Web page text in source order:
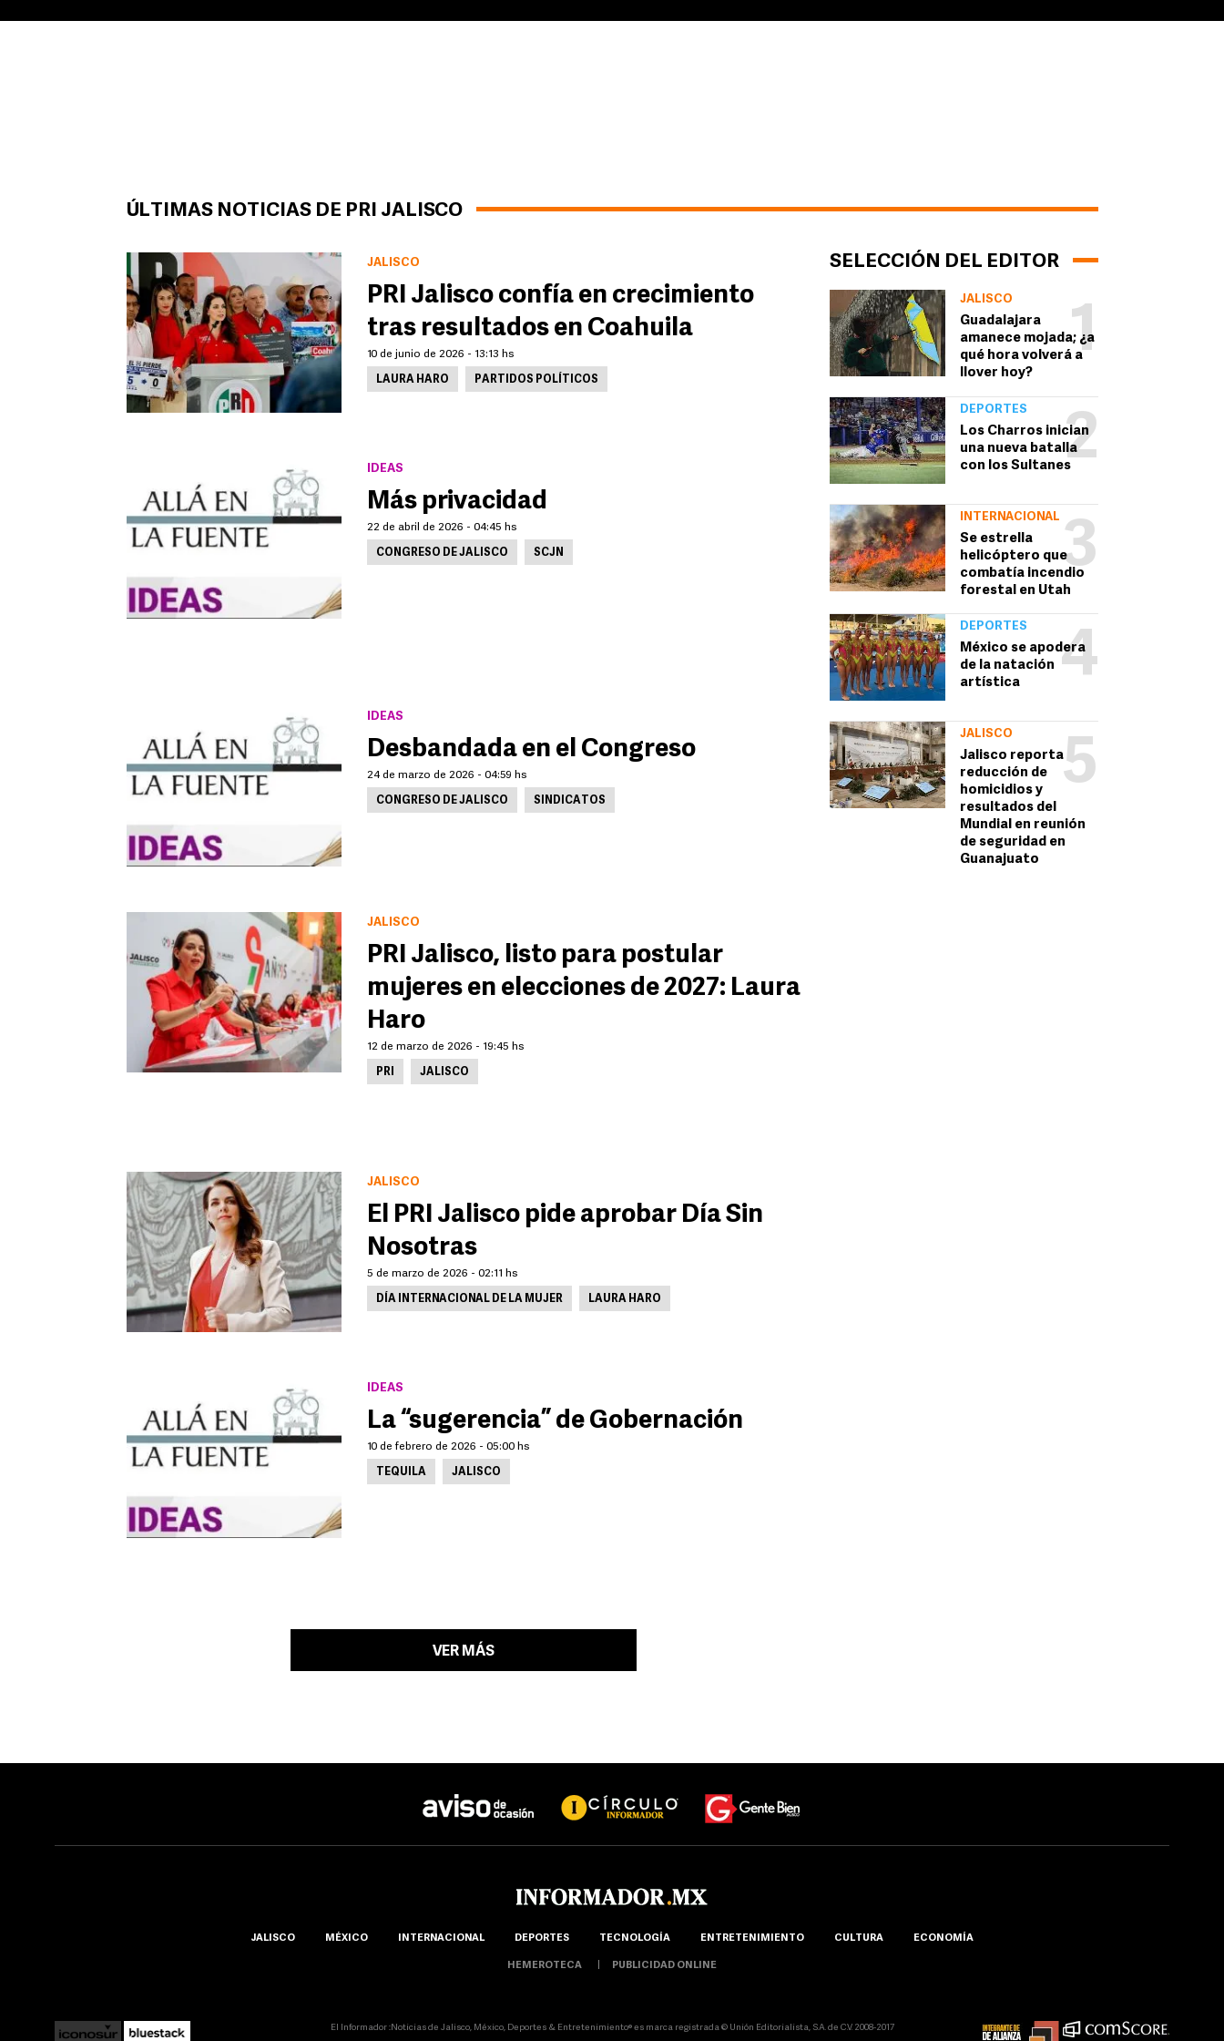
ÚLTIMAS NOTICIAS DE PRI JALISCO
SELECCIÓN DEL EDITOR
1
JALISCO
Guadalajara
amanece mojada; ¿a
qué hora volverá a
llover hoy?
2
DEPORTES
Los Charros inician
una nueva batalla
con los Sultanes
3
INTERNACIONAL
Se estrella
helicóptero que
combatía incendio
forestal en Utah
4
DEPORTES
México se apodera
de la natación
artística
5
JALISCO
Jalisco reporta
reducción de
homicidios y
resultados del
Mundial en reunión
de seguridad en
Guanajuato
JALISCO
PRI Jalisco confía en crecimiento
tras resultados en Coahuila
10 de junio de 2026 - 13:13 hs
LAURA HARO PARTIDOS POLÍTICOS
IDEAS
Más privacidad
22 de abril de 2026 - 04:45 hs
CONGRESO DE JALISCO SCJN
IDEAS
Desbandada en el Congreso
24 de marzo de 2026 - 04:59 hs
CONGRESO DE JALISCO SINDICATOS
JALISCO
PRI Jalisco, listo para postular
mujeres en elecciones de 2027: Laura
Haro
12 de marzo de 2026 - 19:45 hs
PRI JALISCO
JALISCO
El PRI Jalisco pide aprobar Día Sin
Nosotras
5 de marzo de 2026 - 02:11 hs
DÍA INTERNACIONAL DE LA MUJER LAURA HARO
IDEAS
La “sugerencia” de Gobernación
10 de febrero de 2026 - 05:00 hs
TEQUILA JALISCO
VER MÁS
JALISCO MÉXICO INTERNACIONAL DEPORTES TECNOLOGÍA ENTRETENIMIENTO CULTURA ECONOMÍA
HEMEROTECA PUBLICIDAD ONLINE
El Informador ::Noticias de Jalisco, México, Deportes & Entretenimiento® es marca registrada © Unión Editorialista, S.A. de C.V. 2008-2017